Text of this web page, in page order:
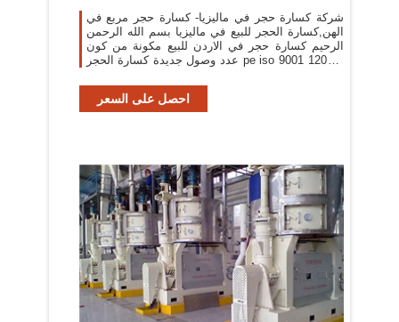
شركة كسارة حجر في ماليزيا- كسارة حجر مربع في
الهن,كسارة الحجر للبيع في ماليزيا بسم الله الرحمن
الرحيم كسارة حجر في الاردن للبيع مكونة من كون
عدد وصول جديدة كسارة الحجر pe iso 9001 1200 x
احصل على السعر